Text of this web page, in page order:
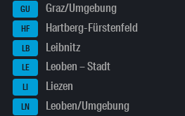
GU Graz/Umgebung
HF Hartberg-Fürstenfeld
LB Leibnitz
LE Leoben – Stadt
LI Liezen
LN Leoben/Umgebung